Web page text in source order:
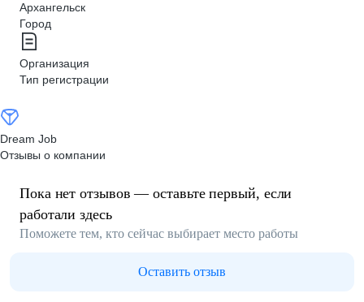
Архангельск
Город
Организация
Тип регистрации
Dream Job
Отзывы о компании
Пока нет отзывов — оставьте первый, если
работали здесь
Поможете тем, кто сейчас выбирает место работы
Оставить отзыв